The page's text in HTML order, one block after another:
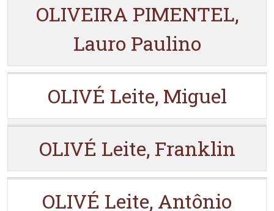
OLIVEIRA PIMENTEL,
Lauro Paulino
OLIVÉ Leite, Miguel
OLIVÉ Leite, Franklin
OLIVÉ Leite, Antônio